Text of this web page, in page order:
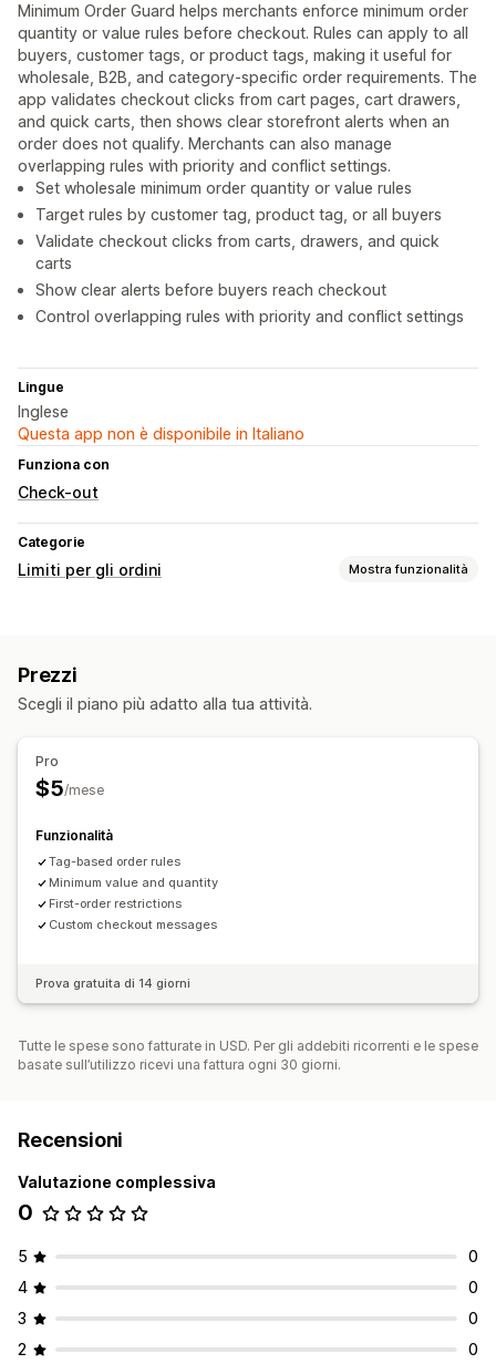
Minimum Order Guard helps merchants enforce minimum order
quantity or value rules before checkout. Rules can apply to all
buyers, customer tags, or product tags, making it useful for
wholesale, B2B, and category-specific order requirements. The
app validates checkout clicks from cart pages, cart drawers,
and quick carts, then shows clear storefront alerts when an
order does not qualify. Merchants can also manage
overlapping rules with priority and conflict settings.
Set wholesale minimum order quantity or value rules
Target rules by customer tag, product tag, or all buyers
Validate checkout clicks from carts, drawers, and quick
carts
Show clear alerts before buyers reach checkout
Control overlapping rules with priority and conflict settings
Lingue
Inglese
Questa app non è disponibile in Italiano
Funziona con
Check-out
Categorie
Limiti per gli ordini Mostra funzionalità
Prezzi
Scegli il piano più adatto alla tua attività.
Pro
$5/mese
Funzionalità
Tag-based order rules
Minimum value and quantity
First-order restrictions
Custom checkout messages
Prova gratuita di 14 giorni
Tutte le spese sono fatturate in USD. Per gli addebiti ricorrenti e le spese
basate sull’utilizzo ricevi una fattura ogni 30 giorni.
Recensioni
Valutazione complessiva
0
5
0
4
0
3
0
2
0